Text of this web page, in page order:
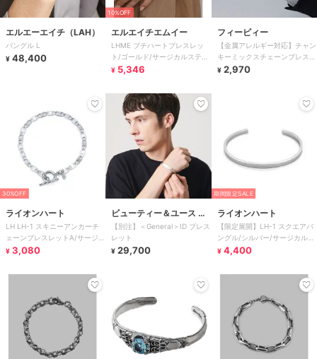
エルエーエイチ（LAH）
バングル L
¥ 48,400
10%OFF
エルエイチエムイー
LHME プチハートブレスレッ
ト/ゴールド/サージカルステン
レス 金属アレルギー対応
¥ 5,346
フィービィー
【金属アレルギー対応】チャン
キーミックスチェーンブレスレ
ット シルバー/サージカルス
¥ 2,970
30%OFF
ライオンハート
LH LH-1 スキニーアンカーチ
ェーンブレスレットA/サージカ
ルステンレス 金属アレルギー
¥ 3,080
ビューティー＆ユース ユ
ナイテッドアローズ
【別注】＜General＞ID ブレス
レット
¥ 29,700
期間限定SALE
ライオンハート
【限定展開】LH-1 スクエアバ
ングル/シルバー/サージカルス
テンレス 金属アレルギー対応
¥ 4,400